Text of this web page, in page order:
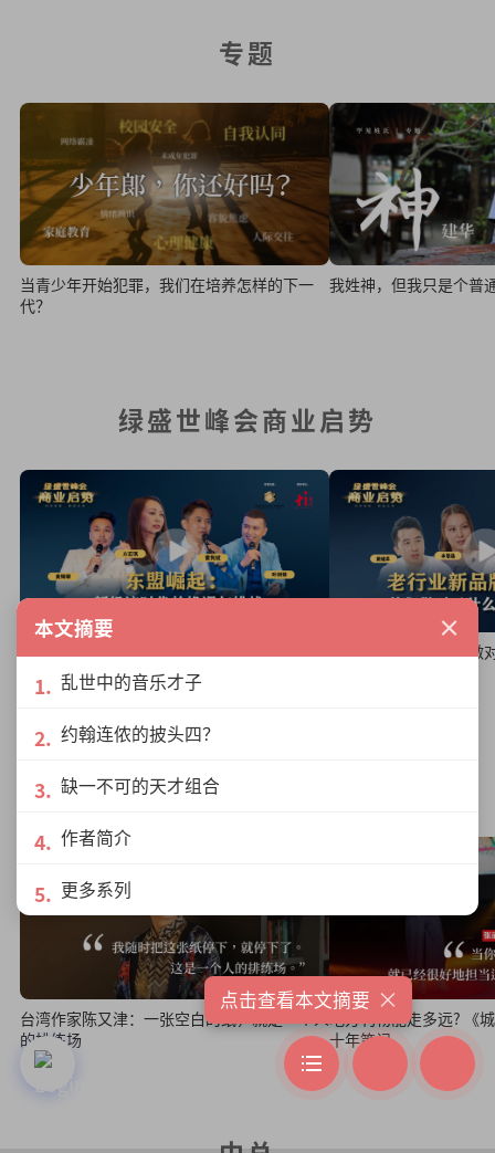
专题
当青少年开始犯罪，我们在培养怎样的下一
代？
我姓神，但我只是个普
绿盛世峰会商业启势
老行业新品牌：他们做
台湾作家陈又津：一张空白的纸，就是一个人
的排练场
地方刊物能走多远? 《城视报》主编张丽珠的
十年笔记
本文摘要 ×
乱世中的音乐才子
约翰连侬的披头四？
缺一不可的天才组合
作者简介
更多系列
点击查看本文摘要 ×